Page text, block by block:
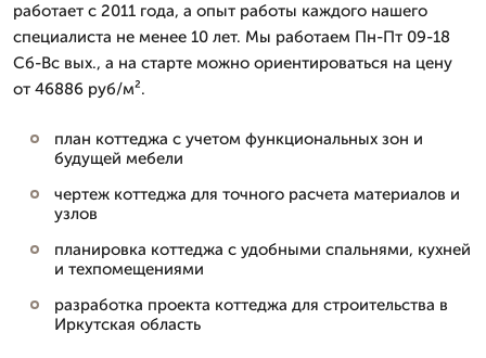
работает с 2011 года, а опыт работы каждого нашего
специалиста не менее 10 лет. Мы работаем Пн-Пт 09-18
Сб-Вс вых., а на старте можно ориентироваться на цену
от 46886 руб/м².
план коттеджа с учетом функциональных зон и
будущей мебели
чертеж коттеджа для точного расчета материалов и
узлов
планировка коттеджа с удобными спальнями, кухней
и техпомещениями
разработка проекта коттеджа для строительства в
Иркутская область